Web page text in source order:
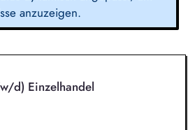
anzuzeigen.
d) Einzelhandel